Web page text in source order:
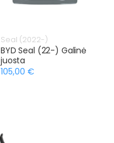
Seal (2022-)
BYD Seal (22-) Galinė
juosta
105,00 €